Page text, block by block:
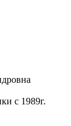
с 1989г.